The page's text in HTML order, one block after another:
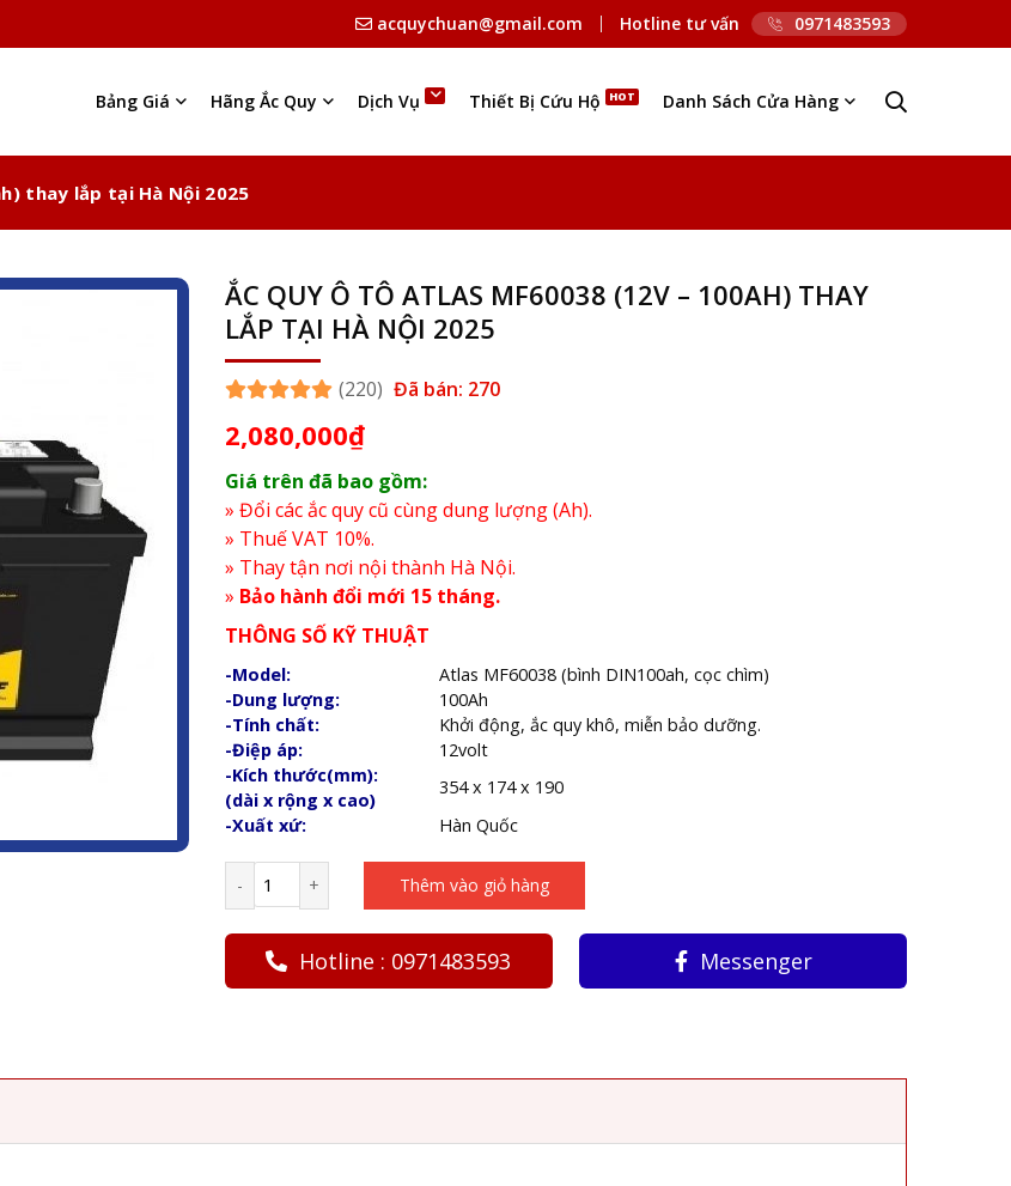
acquychuan@gmail.com Hotline tư vấn 0971483593
Bảng Giá Hãng Ắc Quy Dịch Vụ Thiết Bị Cứu Hộ Danh Sách Cửa Hàng
thay lắp tại Hà Nội 2025
ẮC QUY Ô TÔ ATLAS MF60038 (12V – 100AH) THAY
LẮP TẠI HÀ NỘI 2025
(220) Đã bán: 270
2,080,000₫
Giá trên đã bao gồm:
» Đổi các ắc quy cũ cùng dung lượng (Ah).
» Thuế VAT 10%.
» Thay tận nơi nội thành Hà Nội.
» Bảo hành đổi mới 15 tháng.
THÔNG SỐ KỸ THUẬT
-Model:
Atlas MF60038 (bình DIN100ah, cọc chìm)
-Dung lượng:
100Ah
-Tính chất:
Khởi động, ắc quy khô, miễn bảo dưỡng.
-Điệp áp:
12volt
-Kích thước(mm):
(dài x rộng x cao)
354 x 174 x 190
-Xuất xứ:
Hàn Quốc
- + Thêm vào giỏ hàng
Hotline : 0971483593 Messenger